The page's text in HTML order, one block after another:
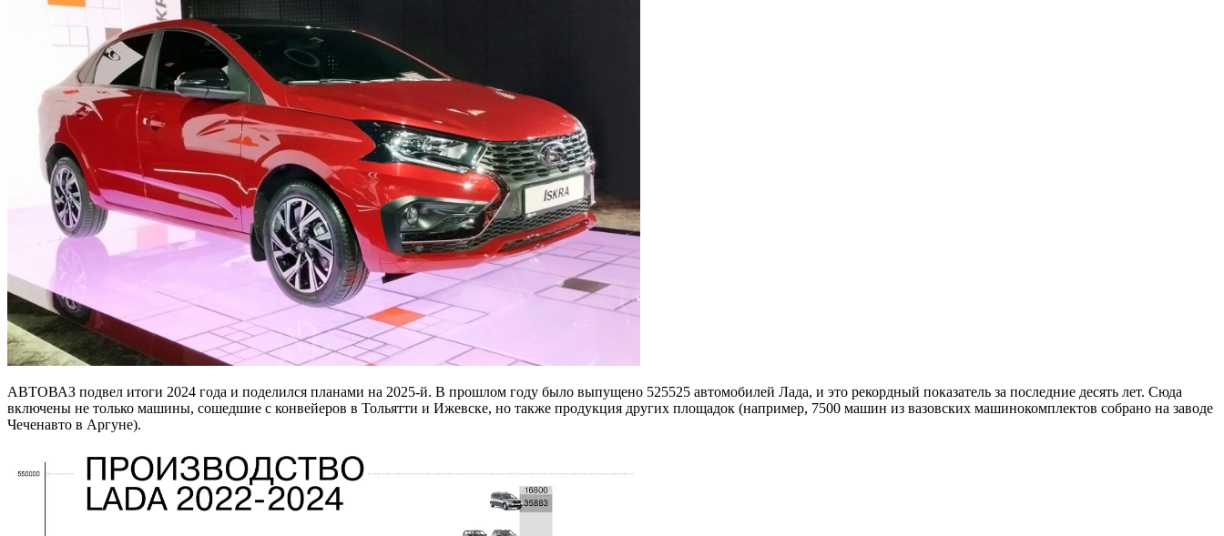
АВТОВАЗ подвел итоги 2024 года и поделился планами на 2025-й. В прошлом году было выпущено 525525 автомобилей Лада, и это рекордный показатель за последние десять лет. Сюда
включены не только машины, сошедшие с конвейеров в Тольятти и Ижевске, но также продукция других площадок (например, 7500 машин из вазовских машинокомплектов собрано на заводе
Чеченавто в Аргуне).